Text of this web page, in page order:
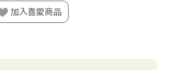
加入喜愛商品